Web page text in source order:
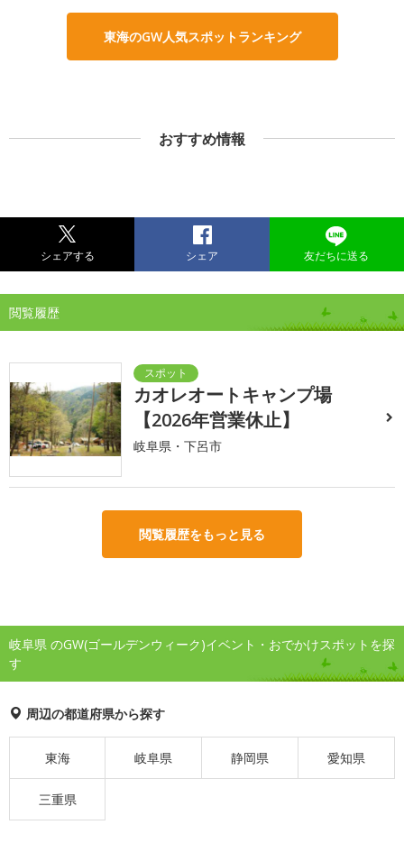
東海のGW人気スポットランキング
おすすめ情報
シェアする シェア 友だちに送る
閲覧履歴
カオレオートキャンプ場
【2026年営業休止】
岐阜県・下呂市
閲覧履歴をもっと見る
岐阜県 のGW(ゴールデンウィーク)イベント・おでかけスポットを探
す
周辺の都道府県から探す
東海 岐阜県 静岡県 愛知県
三重県